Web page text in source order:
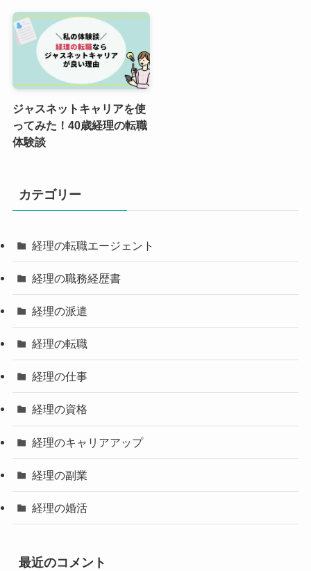
ジャスネットキャリアを使
ってみた！40歳経理の転職
体験談
カテゴリー
経理の転職エージェント
経理の職務経歴書
経理の派遣
経理の転職
経理の仕事
経理の資格
経理のキャリアアップ
経理の副業
経理の婚活
最近のコメント